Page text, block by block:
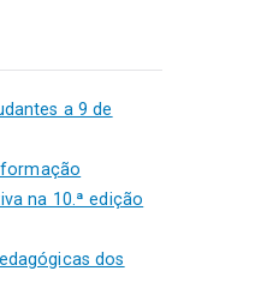
a 9 de
na 10.ª edição
dos